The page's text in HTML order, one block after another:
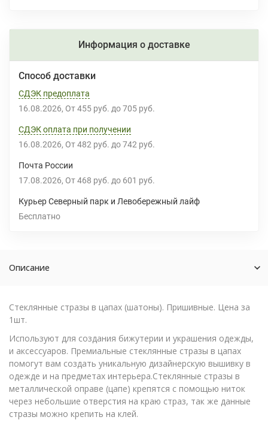
Информация о доставке
Способ доставки
СДЭК предоплата
16.08.2026 От 455 руб. до 705 руб.
СДЭК оплата при получении
16.08.2026 От 482 руб. до 742 руб.
Почта России
17.08.2026 От 468 руб. до 601 руб.
Курьер Северный парк и Левобережный лайф
Бесплатно
Описание
Стеклянные стразы в цапах (шатоны). Пришивные. Цена за
1шт.
Используют для создания бижутерии и украшения одежды,
и аксессуаров. Премиальные стеклянные стразы в цапах
помогут вам создать уникальную дизайнерскую вышивку в
одежде и на предметах интерьера.Стеклянные стразы в
металлической оправе (цапе) крепятся с помощью ниток
через небольшие отверстия на краю страз, так же данные
стразы можно крепить на клей.